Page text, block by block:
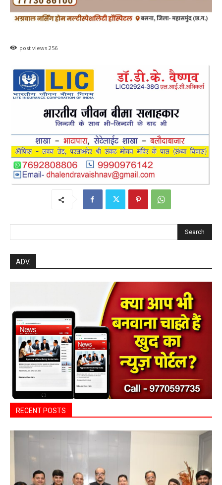
post views
Search
RECENT POSTS